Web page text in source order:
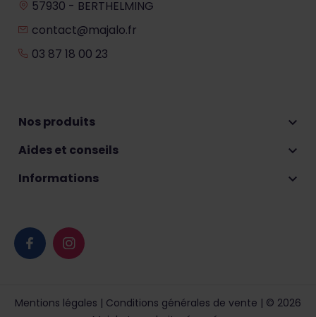
57930 - BERTHELMING
contact@majalo.fr
03 87 18 00 23
Nos produits 
Aides et conseils 
Informations 
Mentions légales | Conditions générales de vente | © 2026